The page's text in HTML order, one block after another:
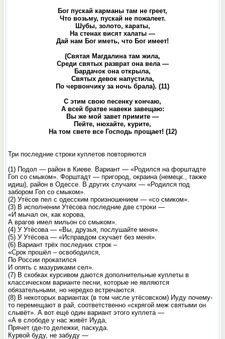
Бог пускай карманы там не греет,
Что возьму, пускай не пожалеет.
Шубы, золото, караты,
На стенах висят халаты —
Дай нам Бог иметь, что Бог имеет!
(Святая Магдалина там жила,
Среди святых разврат она вела —
Бардачок она открыла,
Святых девок напустила,
По червончику за ночь брала). (11)
С этим свою песенку кончаю,
А всей братве навеки завещаю:
Вы же мой завет примите —
Пейте, нюхайте, курите,
На том свете все Господь прощает! (12)
Три последние строки куплетов повторяются
(1) Подол — район в Киеве. Вариант — «Родился на форштадте
Гоп со смыком». Форштадт — пригород, окраина (немецк., также
идиш), район в Одессе. В других случаях — «Родился под
забором Гоп со смыком».
(2) Утёсов пел с одесским произношением — «со смиком».
(3) В исполнении Утёсова последние две строки —
«И мычал он, как корова,
А врагов имел мильон со смыком».
(4) У Утёсова — «Вы, друзья, послушайте меня».
(5) У Утёсова — «Исправдом скучает без меня».
(6) Вариант трёх последних строк –
«Срок прошёл – освободился,
По России прокатился
И опять с мазуриками сел».
(7) В скобках курсивом даются дополнительные куплеты в
классическом варианте песни, которые не являются
обязательными, но нередко встречаются.
(8) В некоторых вариантах (в том числе утёсовском) Иуду почему-
то перемещают в рай, соответственно «скрягой меж святыми он
слывёт». А вот ещё один вариант этого куплета —
«А в слободе у нас живёт Иуда,
Прячет где-то дележки, паскуда.
Курвой буду, не забуду —